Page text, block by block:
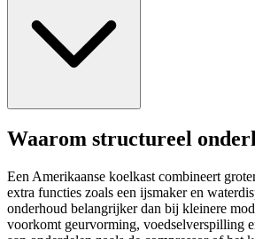
Waarom structureel
Een Amerikaanse koelkast combineert
extra functies zoals een ijsmaker en
onderhoud belangrijker dan bij kleinere
voorkomt geurvorming, voedselverspilling